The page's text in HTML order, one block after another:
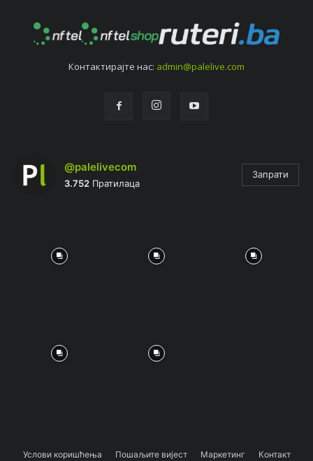
Контактирајтe нас: admin@palelive.com
@palelivecom
3.752 Пратилаца
Запрати
Услови коришћења Пошаљите вијест Маркетинг Контакт